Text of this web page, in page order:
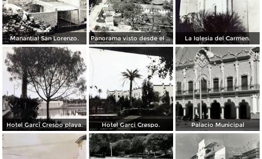
Manantial San Lorenzo. Panorama visto desde el cerrito. La Iglesia del Carmen.
Hotel Garci Crespo playa. Hotel Garci Crespo. Palacio Municipal